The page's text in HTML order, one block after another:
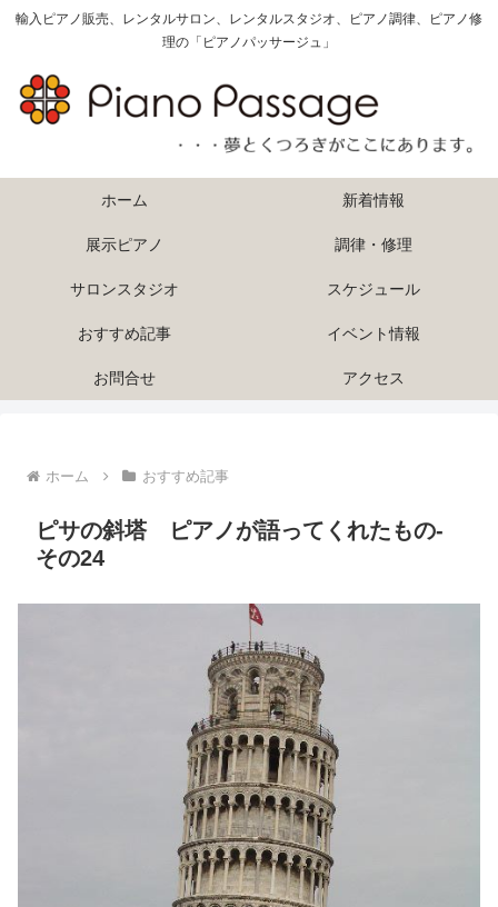
輸入ピアノ販売、レンタルサロン、レンタルスタジオ、ピアノ調律、ピアノ修
理の「ピアノパッサージュ」
ホーム 新着情報
展示ピアノ 調律・修理
サロンスタジオ スケジュール
おすすめ記事 イベント情報
お問合せ アクセス
ホーム おすすめ記事
ピサの斜塔 ピアノが語ってくれたもの-
その24